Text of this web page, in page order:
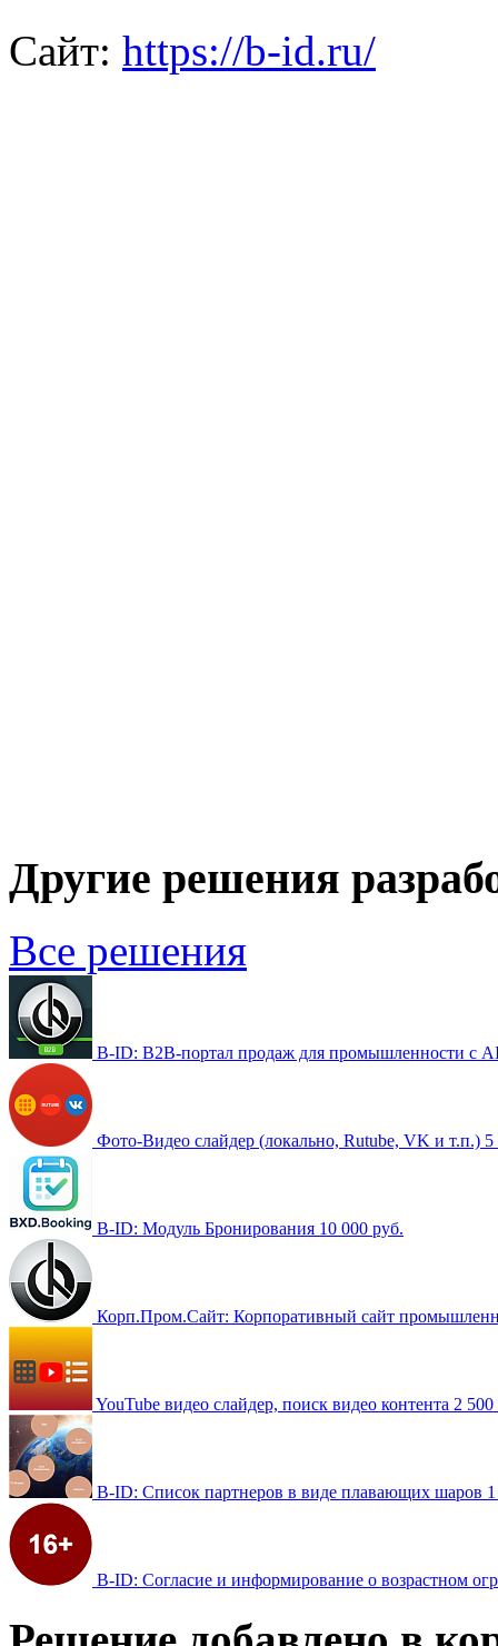
Сайт: https://b-id.ru/
Другие решения
Все решения
B-ID: B2B-портал продаж для промышленности с
Фото-Видео слайдер (локально, Rutube, VK и т.п.) 5
B-ID: Модуль Бронирования 10 000 руб.
Корп.Пром.Сайт: Корпоративный сайт
YouTube видео слайдер, поиск видео контента 2
B-ID: Список партнеров в виде плавающих шаров
B-ID: Согласие и информирование о возрастном